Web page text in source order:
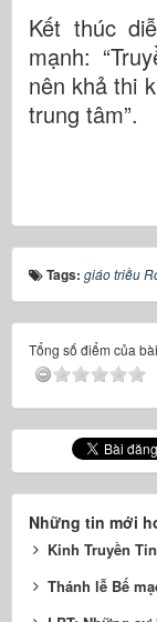
Kết thúc
mạnh:
nên khả thi
trung tâm”.
Tags: giáo triều
Tổng số điểm của
Những tin mới
Kinh Truyền
Thánh lễ Bế